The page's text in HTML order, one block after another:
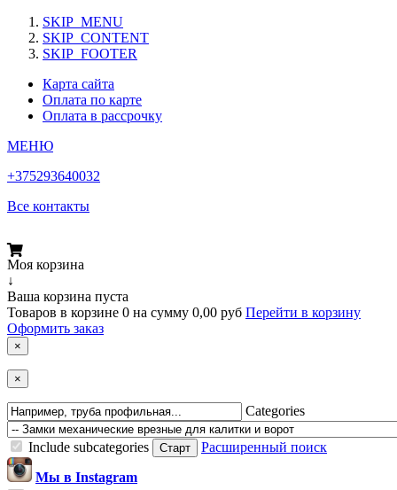
SKIP_MENU
SKIP_CONTENT
SKIP_FOOTER
Карта сайта
Оплата по карте
Оплата в рассрочку
МЕНЮ
+375293640032
Все контакты
Моя корзина
↓
Ваша корзина пуста
Товаров в корзине 0 на сумму 0,00 руб Перейти в корзину
Оформить заказ
×
×
Categories
Include subcategories
Расширенный поиск
Мы в Instagram